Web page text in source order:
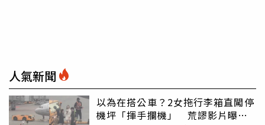
人氣新聞
以為在搭公車？2女拖行李箱直闖停
機坪「揮手攔機」 荒謬影片曝網